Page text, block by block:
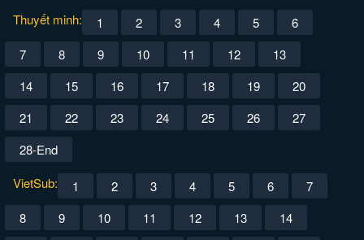
Thuyết minh: 1 2 3 4 5
6
7
8 9 10 11 12
13
14
15 16 17 18 19
20
21
22 23 24 25 26
27
28-End
VietSub:
1 2 3 4 5 6
7
8
9 10 11 12 13
14